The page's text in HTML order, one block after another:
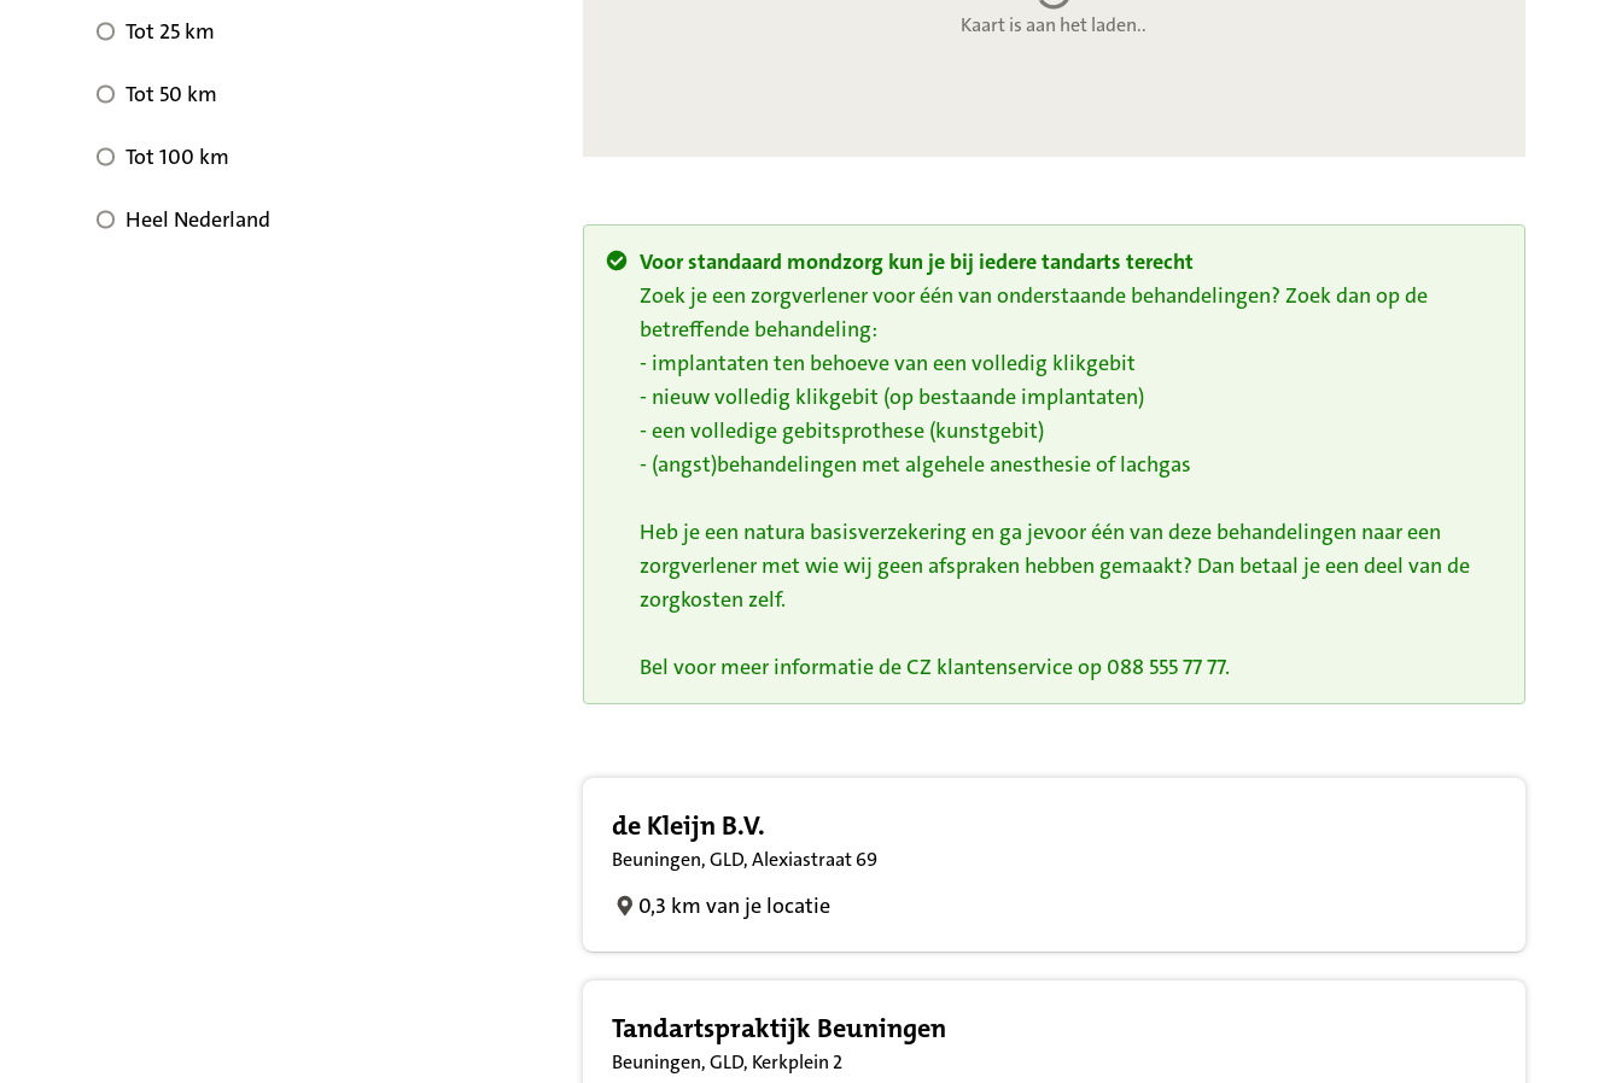
Tot 25 km
Tot 50 km
Tot 100 km
Heel Nederland
Kaart is aan het laden..
Voor standaard mondzorg kun je bij iedere tandarts terecht
Zoek je een zorgverlener voor één van onderstaande behandelingen? Zoek dan op de
betreffende behandeling:
- implantaten ten behoeve van een volledig klikgebit
- nieuw volledig klikgebit (op bestaande implantaten)
- een volledige gebitsprothese (kunstgebit)
- (angst)behandelingen met algehele anesthesie of lachgas
Heb je een natura basisverzekering en ga jevoor één van deze behandelingen naar een
zorgverlener met wie wij geen afspraken hebben gemaakt? Dan betaal je een deel van de
zorgkosten zelf.
Bel voor meer informatie de CZ klantenservice op 088 555 77 77.
de Kleijn B.V.
Beuningen, GLD, Alexiastraat 69
0,3 km van je locatie
Tandartspraktijk Beuningen
Beuningen, GLD, Kerkplein 2